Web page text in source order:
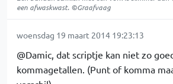
een afwaskwast. ©Graafvaag
woensdag 19 maart 2014 19:23:13
@Damic, dat scriptje kan niet zo
kommagetallen. (Punt of komma